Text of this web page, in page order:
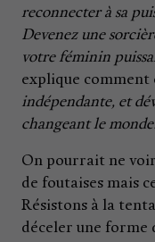
reconnecter à sa
Devenez une
votre féminin
explique comment
indépendante, et
changeant le
On pourrait ne voir
de foutaises mais
Résistons à la
déceler une forme